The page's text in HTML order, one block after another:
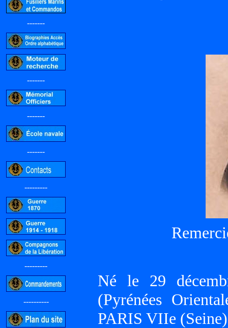
-------
-------
-------
-------
---------
---------
----------
Né le 29
(Pyrénées
PARIS VIIe (Seine)